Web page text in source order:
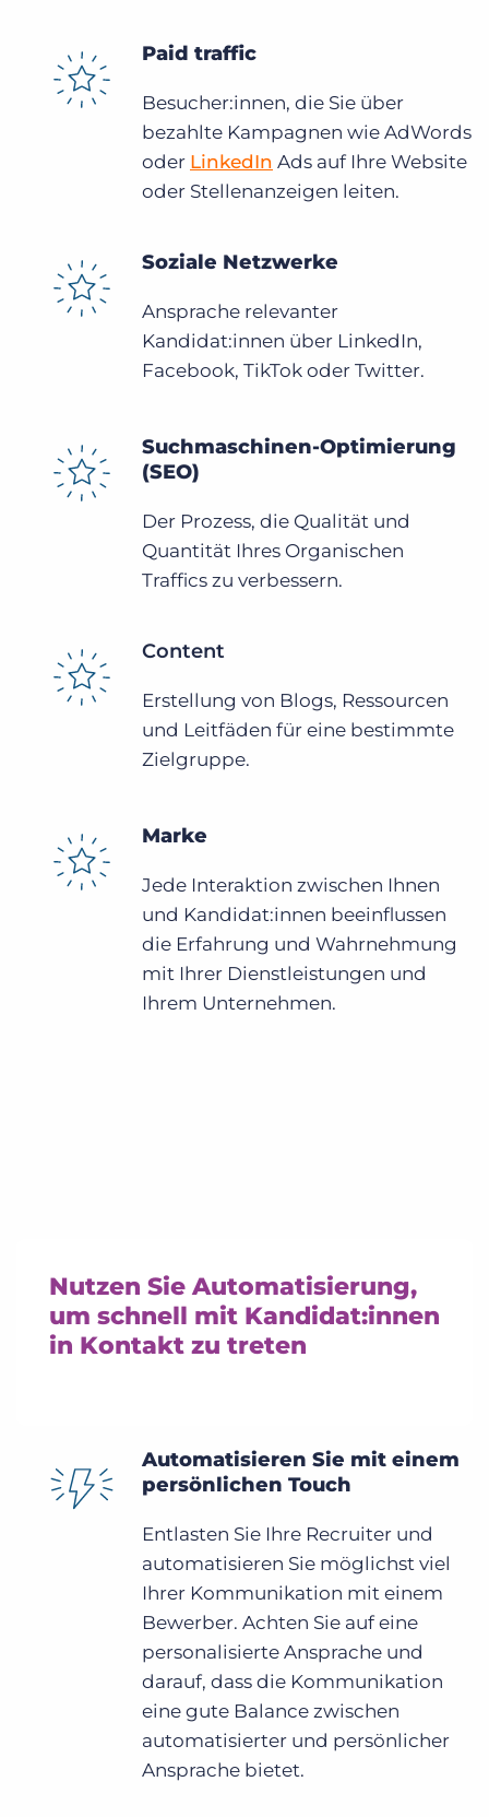
Paid traffic
Besucher:innen, die Sie über
bezahlte Kampagnen wie AdWords
oder LinkedIn Ads auf Ihre Website
oder Stellenanzeigen leiten.
Soziale Netzwerke
Ansprache relevanter
Kandidat:innen über LinkedIn,
Facebook, TikTok oder Twitter.
Suchmaschinen-Optimierung
(SEO)
Der Prozess, die Qualität und
Quantität Ihres Organischen
Traffics zu verbessern.
Content
Erstellung von Blogs, Ressourcen
und Leitfäden für eine bestimmte
Zielgruppe.
Marke
Jede Interaktion zwischen Ihnen
und Kandidat:innen beeinflussen
die Erfahrung und Wahrnehmung
mit Ihrer Dienstleistungen und
Ihrem Unternehmen.
Nutzen Sie Automatisierung,
um schnell mit Kandidat:innen
in Kontakt zu treten
Automatisieren Sie mit einem
persönlichen Touch
Entlasten Sie Ihre Recruiter und
automatisieren Sie möglichst viel
Ihrer Kommunikation mit einem
Bewerber. Achten Sie auf eine
personalisierte Ansprache und
darauf, dass die Kommunikation
eine gute Balance zwischen
automatisierter und persönlicher
Ansprache bietet.